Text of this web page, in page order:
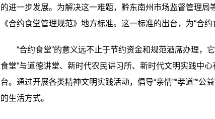
的进一步发展。为解决这一难题，黔东南州市场监督管理
《合约食堂管理规范》地方标准。这一标准的出台，为“合
“合约食堂”的意义远不止于节约资金和规范酒席办理，
食堂”与道德讲堂、新时代农民讲习所、新时代文明实践中
台。通过开展各类精神文明实践活动，倡导“亲情”“孝道”“
的生活方式。